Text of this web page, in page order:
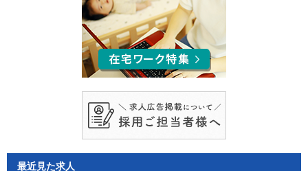
最近見た求人